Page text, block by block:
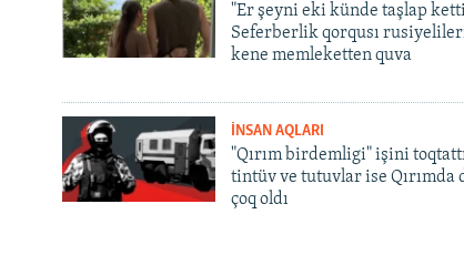
"Er şeyni eki künde taşlap
Seferberlik qorqusı
kene memleketten quva
İNSAN AQLARI
"Qırım birdemligi" işini
tintüv ve tutuvlar ise Qırımda
çoq oldı